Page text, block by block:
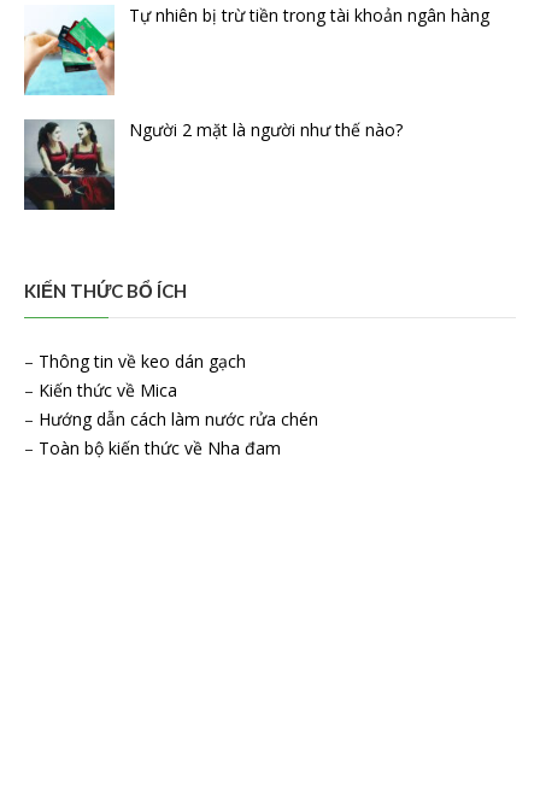
Tự nhiên bị trừ tiền trong tài khoản ngân hàng
Người 2 mặt là người như thế nào?
KIẾN THỨC BỔ ÍCH
– Thông tin về keo dán gạch
– Kiến thức về Mica
– Hướng dẫn cách làm nước rửa chén
– Toàn bộ kiến thức về Nha đam